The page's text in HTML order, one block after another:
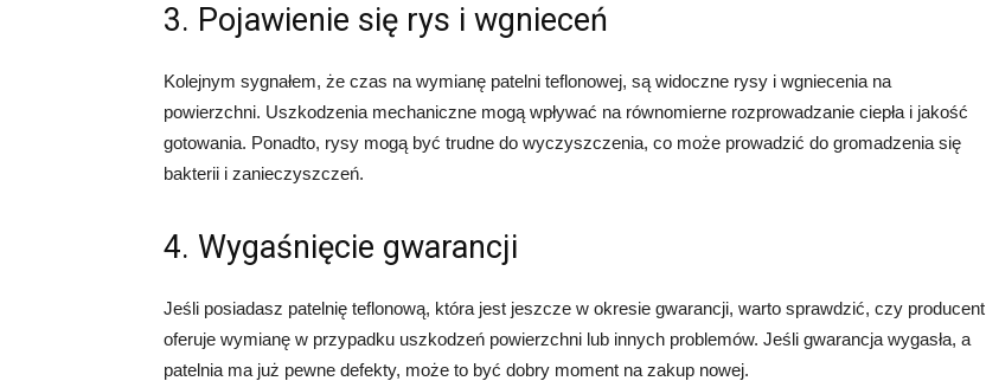
3. Pojawienie się rys i wgnieceń
Kolejnym sygnałem, że czas na wymianę patelni teflonowej, są widoczne rysy i wgniecenia na
powierzchni. Uszkodzenia mechaniczne mogą wpływać na równomierne rozprowadzanie ciepła i jakość
gotowania. Ponadto, rysy mogą być trudne do wyczyszczenia, co może prowadzić do gromadzenia się
bakterii i zanieczyszczeń.
4. Wygaśnięcie gwarancji
Jeśli posiadasz patelnię teflonową, która jest jeszcze w okresie gwarancji, warto sprawdzić, czy producent
oferuje wymianę w przypadku uszkodzeń powierzchni lub innych problemów. Jeśli gwarancja wygasła, a
patelnia ma już pewne defekty, może to być dobry moment na zakup nowej.